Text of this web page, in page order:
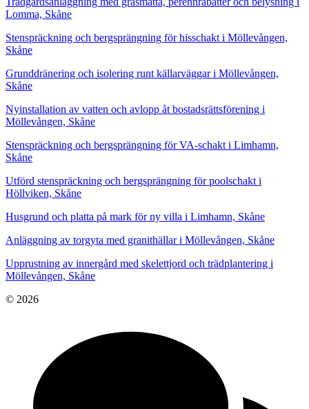
Lomma, Skåne
Stenspräckning och bergsprängning för hisschakt i Möllevången,
Skåne
Grunddränering och isolering runt källarväggar i Möllevången,
Skåne
Nyinstallation av vatten och avlopp åt bostadsrättsförening i
Möllevången, Skåne
Stenspräckning och bergsprängning för VA-schakt i Limhamn,
Skåne
Utförd stenspräckning och bergsprängning för poolschakt i
Höllviken, Skåne
Husgrund och platta på mark för ny villa i Limhamn, Skåne
Anläggning av torgyta med granithällar i Möllevången, Skåne
Upprustning av innergård med skelettjord och trädplantering i
Möllevången, Skåne
© 2026